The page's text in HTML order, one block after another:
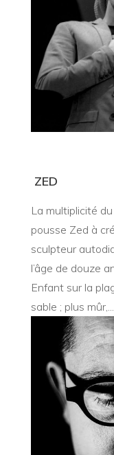
ZED
La multiplicité
pousse Zed à
sculpteur
l’âge de douze
Enfant sur la
sable ; plus mûr,...